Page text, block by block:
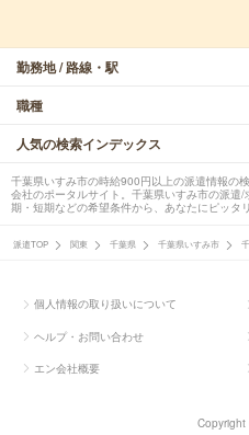
勤務地 / 路線・駅
職種
人気の検索インデックス
千葉県いすみ市の時給900円以上の派遣情報の
会社のポータルサイト。千葉県いすみ市の派
期・短期などの希望条件から、あなたにピッタ
派遣TOP 関東 千葉県 千葉県いすみ市
個人情報の取り扱いについて
ヘルプ・お問い合わせ
エン会社概要